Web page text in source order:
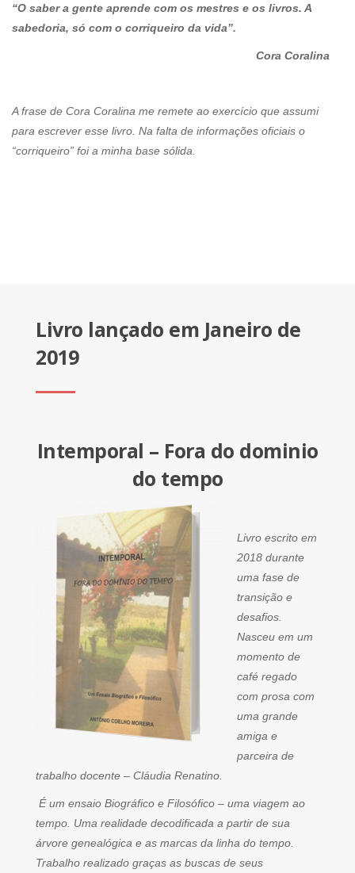
“O saber a gente aprende com os mestres e os livros. A
sabedoria, só com o corriqueiro da vida”.
Cora Coralina
A frase de Cora Coralina me remete ao exercício que assumi
para escrever esse livro. Na falta de informações oficiais o
“corriqueiro” foi a minha base sólida.
Livro lançado em Janeiro de
2019
Intemporal – Fora do dominio
do tempo
Livro escrito em
2018 durante
uma fase de
transição e
desafios.
Nasceu em um
momento de
café regado
com prosa com
uma grande
amiga e
parceira de
trabalho docente – Cláudia Renatino.
É um ensaio Biográfico e Filosófico – uma viagem ao
tempo. Uma realidade decodificada a partir de sua
árvore genealógica e as marcas da linha do tempo.
Trabalho realizado graças as buscas de seus